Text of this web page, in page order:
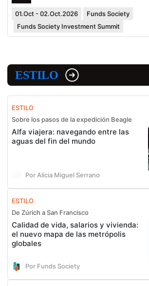
01.Oct - 02.Oct.2026
Funds Society
Funds Society Investment Summit
ESTILO
ESTILO
Sobre los pasos de la expedición Beagle
Alfa viajera: navegando entre las
aguas del fin del mundo
Por Alicia Miguel Serrano
ESTILO
De Zúrich a San Francisco
Calidad de vida, salarios y vivienda:
el nuevo mapa de las metrópolis
globales
Por Funds Society